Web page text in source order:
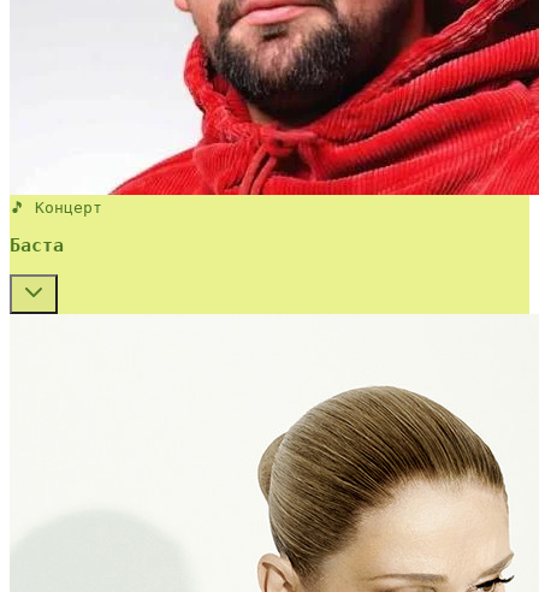
🎵 Концерт
Баста